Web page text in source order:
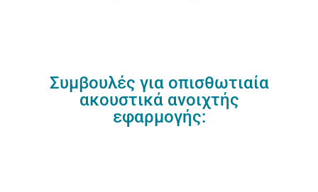
Συμβουλές για οπισθωτιαία
ακουστικά ανοιχτής
εφαρμογής: